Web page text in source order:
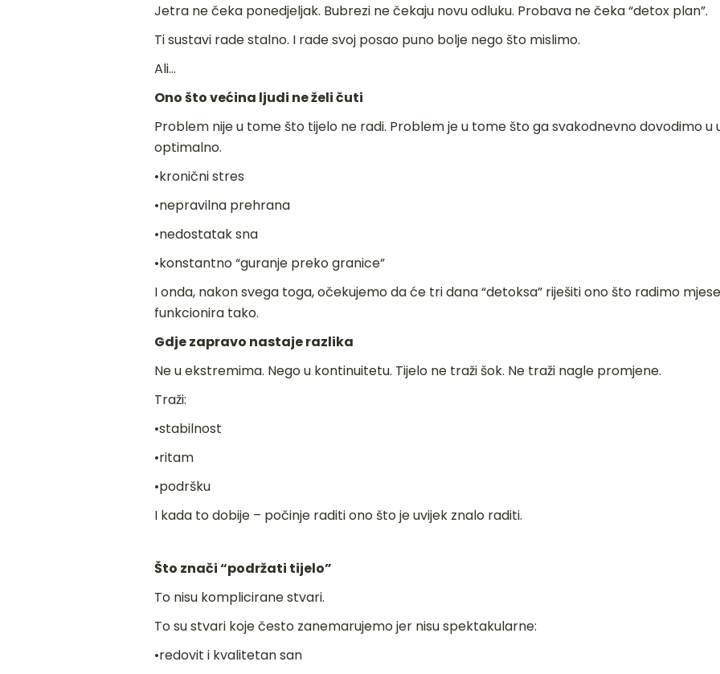
Jetra ne čeka ponedjeljak. Bubrezi ne čekaju novu odluku. Probava ne čeka “detox plan”.
Ti sustavi rade stalno. I rade svoj posao puno bolje nego što mislimo.
Ali…
Ono što većina ljudi ne želi čuti
Problem nije u tome što tijelo ne radi. Problem je u tome što ga svakodnevno dovodimo u
optimalno.
•kronični stres
•nepravilna prehrana
•nedostatak sna
•konstantno “guranje preko granice”
I onda, nakon svega toga, očekujemo da će tri dana “detoksa” riješiti ono što radimo
funkcionira tako.
Gdje zapravo nastaje razlika
Ne u ekstremima. Nego u kontinuitetu. Tijelo ne traži šok. Ne traži nagle promjene.
Traži:
•stabilnost
•ritam
•podršku
I kada to dobije – počinje raditi ono što je uvijek znalo raditi.
Što znači “podržati tijelo”
To nisu komplicirane stvari.
To su stvari koje često zanemarujemo jer nisu spektakularne:
•redovit i kvalitetan san